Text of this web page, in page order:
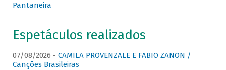
Pantaneira
Espetáculos realizados
07/08/2026 - CAMILA PROVENZALE E FABIO ZANON /
Canções Brasileiras